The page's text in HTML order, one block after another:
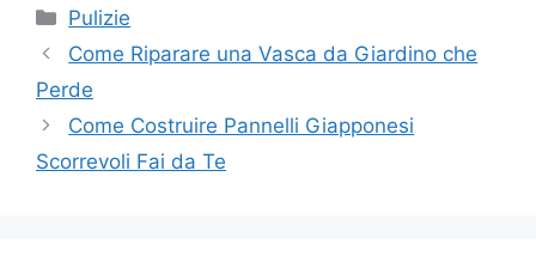
Categorie
Pulizie
Come Riparare una Vasca da Giardino che
Perde
Come Costruire Pannelli Giapponesi
Scorrevoli Fai da Te